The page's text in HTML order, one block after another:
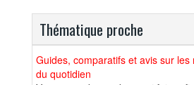
Thématique proche
Guides, comparatifs et avis sur
du quotidien